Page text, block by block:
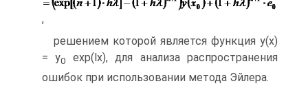
,
решением которой является функция y(x)
= y0
exp(lx), для анализа распространения
ошибок при использовании метода Эйлера.